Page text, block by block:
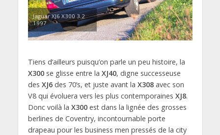
Jaguar XJ6 X300 3.2
1997
Tiens d’ailleurs puisqu’on parle un peu histoire, la
X300se glisse entre la XJ40, digne successeuse
des XJ6des 70’s, et juste avant la X308avec son
V8 qui évoluera vers les plus contemporaines XJ8.
Donc voilà la X300est dans la lignée des grosses
berlines de Coventry, incontournable porte
drapeau pour les business men pressés de la city